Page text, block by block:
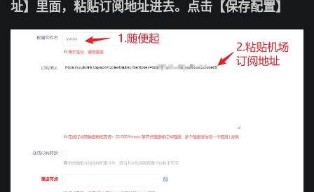
址】里面，粘贴订阅地址进去。点击【保存配置】